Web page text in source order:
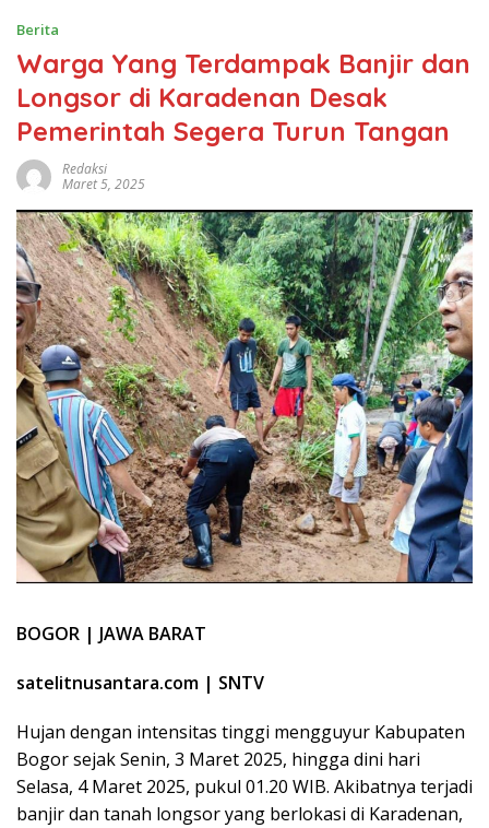
Berita
Warga Yang Terdampak Banjir dan
Longsor di Karadenan Desak
Pemerintah Segera Turun Tangan
Redaksi
Maret 5, 2025
BOGOR | JAWA BARAT
satelitnusantara.com | SNTV
Hujan dengan intensitas tinggi mengguyur Kabupaten
Bogor sejak Senin, 3 Maret 2025, hingga dini hari
Selasa, 4 Maret 2025, pukul 01.20 WIB. Akibatnya terjadi
banjir dan tanah longsor yang berlokasi di Karadenan,